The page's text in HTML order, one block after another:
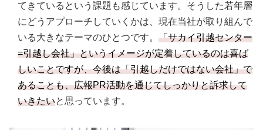
てきているという課題も感じています。そうした若年層
にどうアプローチしていくかは、現在当社が取り組んで
いる大きなテーマのひとつです。 「サカイ引越センター
=引越し会社」というイメージが定着しているのは喜ば
しいことですが、今後は「引越しだけではない会社」で
あることも、広報PR活動を通じてしっかりと訴求して
いきたいと思っています。